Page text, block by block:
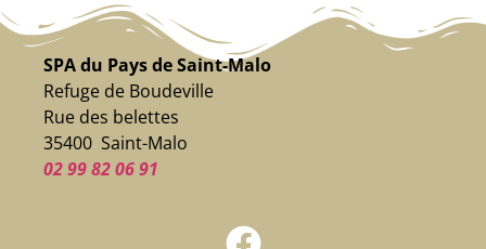
SPA du Pays de Saint-Malo
Refuge de Boudeville
Rue des belettes
35400 Saint-Malo
02 99 82 06 91